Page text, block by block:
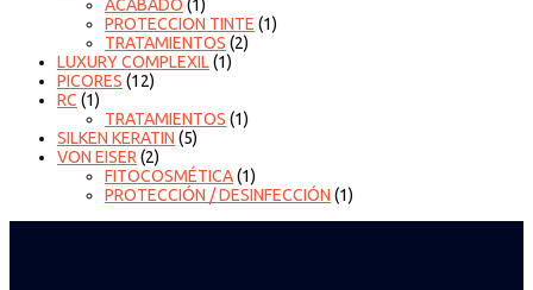
ACABADO (1)
PROTECCION TINTE (1)
TRATAMIENTOS (2)
LUXURY COMPLEXIL(1)
PICORES (12)
RC (1)
TRATAMIENTOS (1)
SILKEN KERATIN (5)
VON EISER (2)
FITOCOSMÉTICA(1)
PROTECCIÓN / DESINFECCIÓN (1)